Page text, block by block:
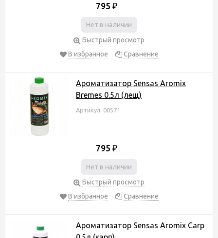
795 ₽
Нет в наличии
Быстрый просмотр
В избранное
Сравнение
Ароматизатор Sensas Aromix
Bremes 0.5л (лещ)
Артикул: 00571
795 ₽
Нет в наличии
Быстрый просмотр
В избранное
Сравнение
Ароматизатор Sensas Aromix Carp